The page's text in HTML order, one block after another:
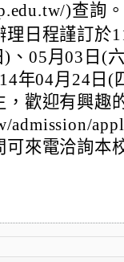
)查詢。
日程謹訂於
、05月03日(
年04月24日(
歡迎有興趣
admission/
來電洽詢本